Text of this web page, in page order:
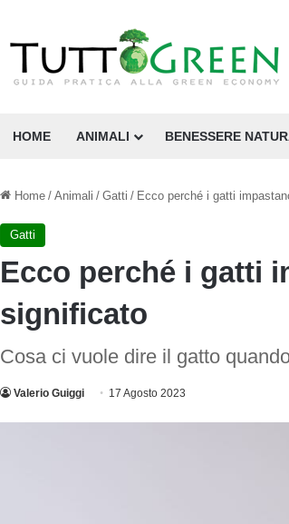
HOME ANIMALI BENESSERE
Home / Animali / Gatti / Ecco perché i gatti
Gatti
Ecco perché i gatti
significato
Cosa ci vuole dire il gatto
Valerio Guiggi 17 Agosto 2023